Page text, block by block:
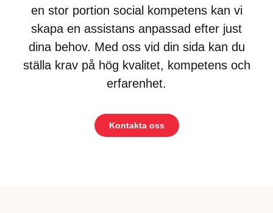
en stor portion social kompetens kan vi
skapa en assistans anpassad efter just
dina behov. Med oss vid din sida kan du
ställa krav på hög kvalitet, kompetens och
erfarenhet.
Kontakta oss